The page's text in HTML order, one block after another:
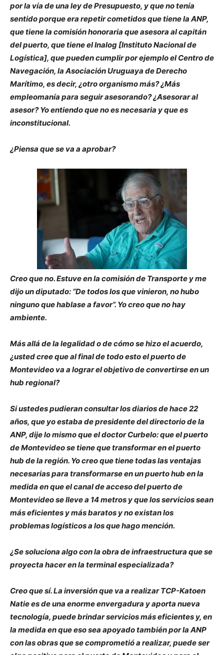
por la vía de una ley de Presupuesto, y que no tenía
sentido porque era repetir cometidos que tiene la ANP,
que tiene la comisión honoraria que asesora al capitán
del puerto, que tiene el Inalog [Instituto Nacional de
Logística], que pueden cumplir por ejemplo el Centro de
Navegación, la Asociación Uruguaya de Derecho
Marítimo, es decir, ¿otro organismo más? ¿Más
empleomanía para seguir asesorando? ¿Asesorar al
asesor? Yo entiendo que no es necesaria y que es
inconstitucional.
¿Piensa que se va a aprobar?
Creo que no. Estuve en la comisión de Transporte y me
dijo un diputado: “De todos los que vinieron, no hubo
ninguno que hablase a favor”. Yo creo que no hay
ambiente.
Más allá de la legalidad o de cómo se hizo el acuerdo,
¿usted cree que al final de todo esto el puerto de
Montevideo va a lograr el objetivo de convertirse en un
hub regional?
Si ustedes pudieran consultar los diarios de hace 22
años, que yo estaba de presidente del directorio de la
ANP, dije lo mismo que el doctor Curbelo: que el puerto
de Montevideo se tiene que transformar en el puerto
hub de la región. Yo creo que tiene todas las ventajas
necesarias para transformarse en un puerto hub en la
medida en que el canal de acceso del puerto de
Montevideo se lleve a 14 metros y que los servicios sean
más eficientes y más baratos y no existan los
problemas logísticos a los que hago mención.
¿Se soluciona algo con la obra de infraestructura que se
proyecta hacer en la terminal especializada?
Creo que sí. La inversión que va a realizar TCP-Katoen
Natie es de una enorme envergadura y aporta nueva
tecnología, puede brindar servicios más eficientes y, en
la medida en que eso sea apoyado también por la ANP
con las obras que se comprometió a realizar, puede ser